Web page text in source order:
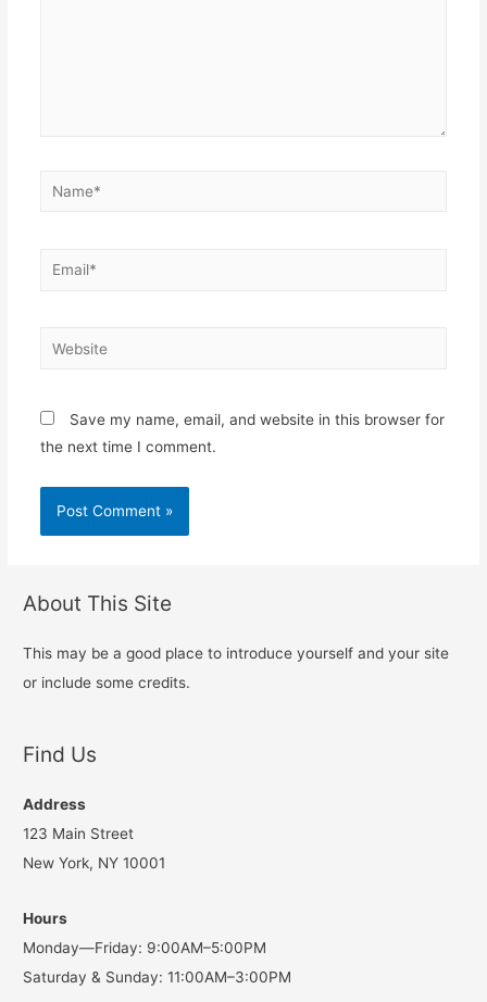
Name*
Email*
Website
Save my name, email, and website in this browser for
the next time I comment.
About This Site
This may be a good place to introduce yourself and your site
or include some credits.
Find Us
Address
123 Main Street
New York, NY 10001
Hours
Monday—Friday: 9:00AM–5:00PM
Saturday & Sunday: 11:00AM–3:00PM